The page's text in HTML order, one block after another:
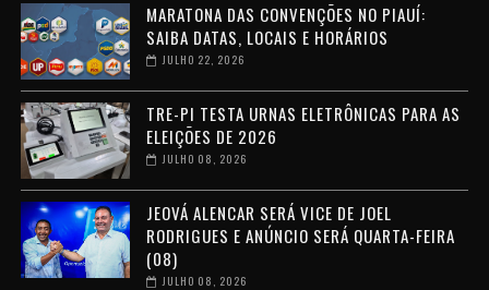
MARATONA DAS CONVENÇÕES NO PIAUÍ:
SAIBA DATAS, LOCAIS E HORÁRIOS
JULHO 22, 2026
TRE-PI TESTA URNAS ELETRÔNICAS PARA AS
ELEIÇÕES DE 2026
JULHO 08, 2026
JEOVÁ ALENCAR SERÁ VICE DE JOEL
RODRIGUES E ANÚNCIO SERÁ QUARTA-FEIRA
(08)
JULHO 08, 2026